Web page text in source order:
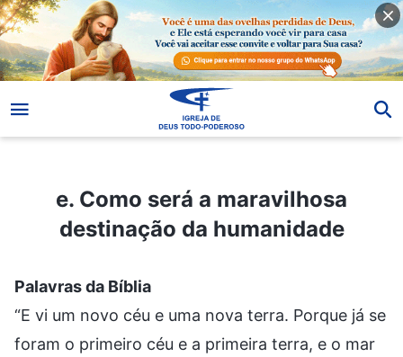
e. Como será a maravilhosa destinação da humanidade
e. Como será a maravilhosa
destinação da humanidade
Palavras da Bíblia
“E vi um novo céu e uma nova terra. Porque já se
foram o primeiro céu e a primeira terra, e o mar